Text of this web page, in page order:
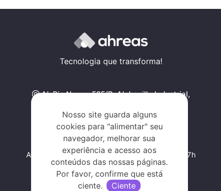
Nosso site guarda alguns
cookies para "alimentar" seu
navegador, melhorar sua
experiência e acesso aos
conteúdos das nossas páginas.
Por favor, confirme que está
ciente.
Ciente
Tecnologia que transforma!
Al. Rio Negro, 585/B, Alphaville Industrial,
Traçar rota
Atendimento de segunda a sexta, das 09h às 17h